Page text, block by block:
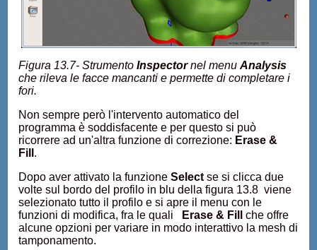
Figura 13.7- StrumentoInspectornel menuAnalysis
che rileva le facce mancanti e permette di completare i
fori.
Non sempre però l'intervento automatico del
programma è soddisfacente e per questo si può
ricorrere ad un'altra funzione di correzione: Erase &
Fill .
Dopo aver attivato la funzioneSelect se si clicca due
volte sul bordo del profilo in blu della figura 13.8 viene
selezionato tutto il profilo e si apre il menu con le
funzioni di modifica, fra le quali
Erase & Fill
che offre
alcune opzioni per variare in modo interattivo la mesh di
tamponamento.